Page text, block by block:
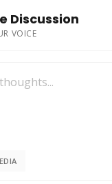
Discussion
VOICE